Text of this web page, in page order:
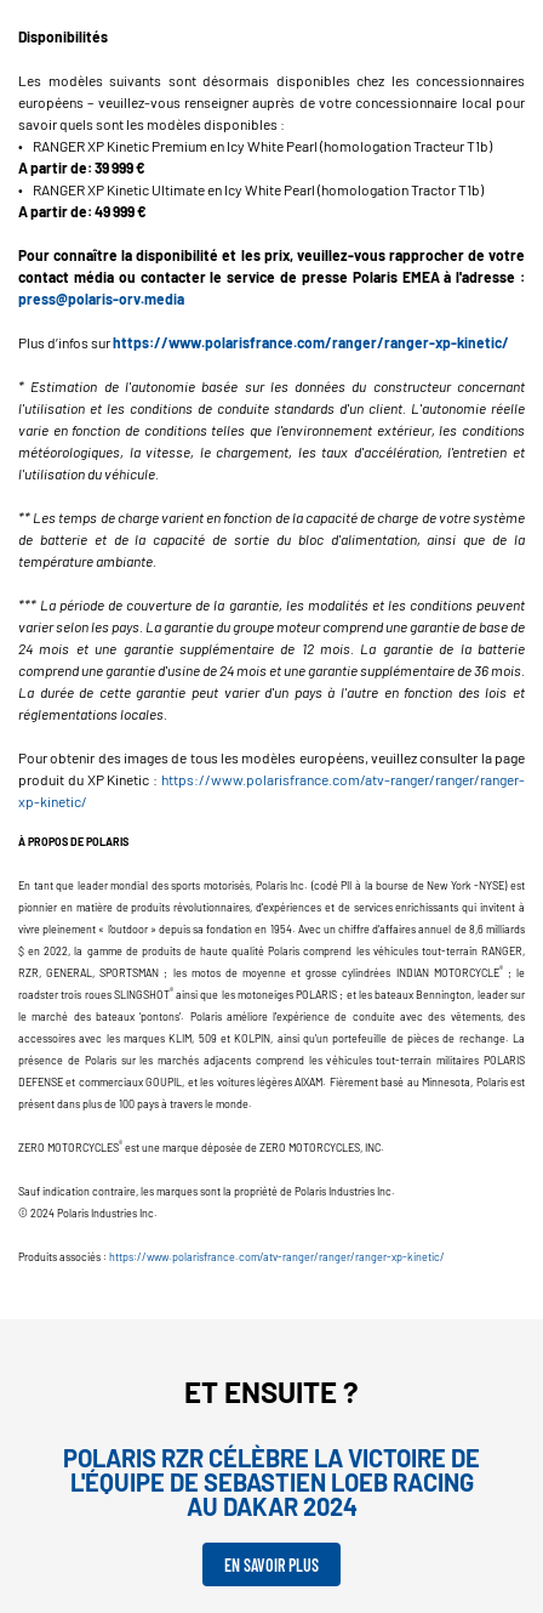
Disponibilités
Les modèles suivants sont désormais disponibles chez les concessionnaires
européens – veuillez-vous renseigner auprès de votre concessionnaire local pour
savoir quels sont les modèles disponibles :
• RANGER XP Kinetic Premium en Icy White Pearl (homologation Tracteur T1b)
A partir de: 39 999 €
• RANGER XP Kinetic Ultimate en Icy White Pearl (homologation Tractor T1b)
A partir de: 49 999 €
Pour connaître la disponibilité et les prix, veuillez-vous rapprocher de votre
contact média ou contacter le service de presse Polaris EMEA à l'adresse :
press@polaris-orv.media
Plus d’infos surhttps://www.polarisfrance.com/ranger/ranger-xp-kinetic/
* Estimation de l'autonomie basée sur les données du constructeur concernant
l'utilisation et les conditions de conduite standards d'un client. L'autonomie réelle
varie en fonction de conditions telles que l'environnement extérieur, les conditions
météorologiques, la vitesse, le chargement, les taux d'accélération, l'entretien et
l'utilisation du véhicule.
** Les temps de charge varient en fonction de la capacité de charge de votre système
de batterie et de la capacité de sortie du bloc d'alimentation, ainsi que de la
température ambiante.
*** La période de couverture de la garantie, les modalités et les conditions peuvent
varier selon les pays. La garantie du groupe moteur comprend une garantie de base de
24 mois et une garantie supplémentaire de 12 mois. La garantie de la batterie
comprend une garantie d'usine de 24 mois et une garantie supplémentaire de 36 mois.
La durée de cette garantie peut varier d'un pays à l'autre en fonction des lois et
réglementations locales.
Pour obtenir des images de tous les modèles européens, veuillez consulter la page
produit du XP Kinetic : https://www.polarisfrance.com/atv-ranger/ranger/ranger-
xp-kinetic/
À PROPOS DE POLARIS
En tant que leader mondial des sports motorisés, Polaris Inc. (codé PII à la bourse de New York -NYSE) est
pionnier en matière de produits révolutionnaires, d'expériences et de services enrichissants qui invitent à
vivre pleinement « l’outdoor » depuis sa fondation en 1954. Avec un chiffre d’affaires annuel de 8,6 milliards
$ en 2022, la gamme de produits de haute qualité Polaris comprend les véhicules tout-terrain RANGER,
RZR, GENERAL, SPORTSMAN ; les motos de moyenne et grosse cylindrées INDIAN MOTORCYCLE®; le
roadster trois roues SLINGSHOT®ainsi que les motoneiges POLARIS ; et les bateaux Bennington, leader sur
le marché des bateaux ‘pontons’. Polaris améliore l'expérience de conduite avec des vêtements, des
accessoires avec les marques KLIM, 509 et KOLPIN, ainsi qu'un portefeuille de pièces de rechange. La
présence de Polaris sur les marchés adjacents comprend les véhicules tout-terrain militaires POLARIS
DEFENSE et commerciaux GOUPIL, et les voitures légères AIXAM. Fièrement basé au Minnesota, Polaris est
présent dans plus de 100 pays à travers le monde.
ZERO MOTORCYCLES® est une marque déposée de ZERO MOTORCYCLES, INC.
Sauf indication contraire, les marques sont la propriété de Polaris Industries Inc.
© 2024 Polaris Industries Inc.
Produits associés : https://www.polarisfrance.com/atv-ranger/ranger/ranger-xp-kinetic/
ET ENSUITE ?
POLARIS RZR CÉLÈBRE LA VICTOIRE DE
L'ÉQUIPE DE SEBASTIEN LOEB RACING
AU DAKAR 2024
EN SAVOIR PLUS